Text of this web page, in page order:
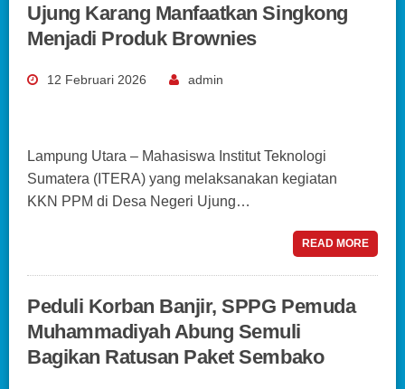
Ujung Karang Manfaatkan Singkong
Menjadi Produk Brownies
12 Februari 2026 admin
Lampung Utara – Mahasiswa Institut Teknologi
Sumatera (ITERA) yang melaksanakan kegiatan
KKN PPM di Desa Negeri Ujung…
READ MORE
Peduli Korban Banjir, SPPG Pemuda
Muhammadiyah Abung Semuli
Bagikan Ratusan Paket Sembako